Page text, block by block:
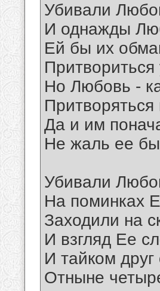
Убивали
И однажды
Ей бы их
Притвориться
Но Любовь -
Притворяться
Да и им
Не жаль ее
Убивали
На поминках
Заходили на
И взгляд Ее
И тайком друг
Отныне